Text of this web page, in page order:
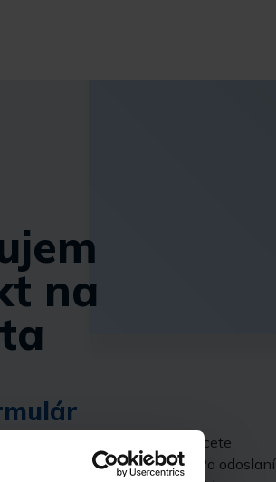
na
počtu kandidátov, ktorých chcete
nám svoje kontaktné údaje. Po odoslaní